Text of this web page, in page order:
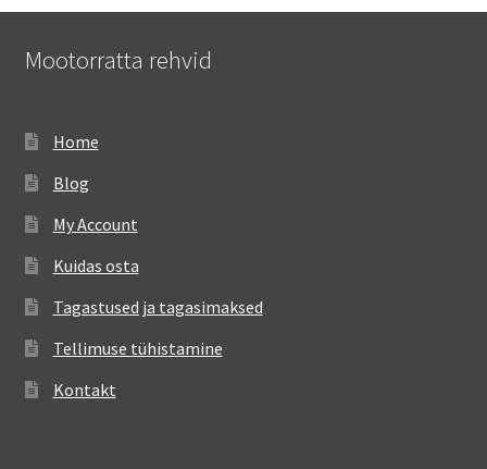
Mootorratta rehvid
Home
Blog
My Account
Kuidas osta
Tagastused ja tagasimaksed
Tellimuse tühistamine
Kontakt